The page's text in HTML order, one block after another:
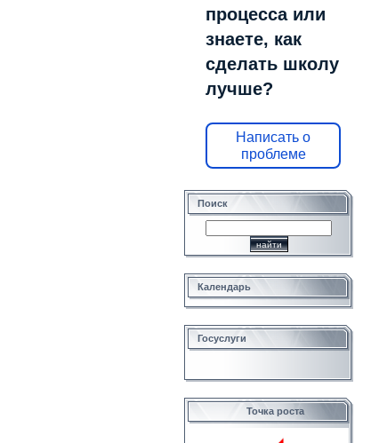
процесса или
знаете, как
сделать школу
лучше?
Написать о
проблеме
Поиск
Календарь
Госуслуги
Точка роста